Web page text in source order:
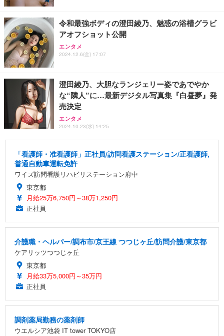
令和最強ボディの澄田綾乃、魅惑の浴槽グラビ
アオフショット公開
エンタメ
2024.12.6(金) 17:07
澄田綾乃、大胆なランジェリー姿であでやか
な“隣人”に…最新デジタル写真集『白昼夢』発
売決定
エンタメ
2024.10.23(水) 14:25
「看護師・准看護師」正社員/訪問看護ステーション/正看護師,
普通自動車運転免許
ワイズ訪問看護リハビリステーション府中
東京都
月給25万6,750円～38万1,250円
正社員
介護職・ヘルパー/調布市/京王線 つつじヶ丘/訪問介護/東京都
ケアリッツつつじヶ丘
東京都
月給33万5,000円～35万円
正社員
調剤薬局勤務の薬剤師
ウエルシア池袋 IT tower TOKYO店